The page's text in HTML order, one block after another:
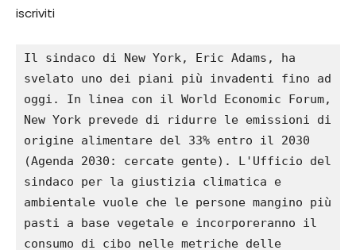
iscriviti
Il sindaco di New York, Eric Adams, ha
svelato uno dei piani più invadenti fino ad
oggi. In linea con il World Economic Forum,
New York prevede di ridurre le emissioni di
origine alimentare del 33% entro il 2030
(Agenda 2030: cercate gente). L'Ufficio del
sindaco per la giustizia climatica e
ambientale vuole che le persone mangino più
pasti a base vegetale e incorporeranno il
consumo di cibo nelle metriche delle